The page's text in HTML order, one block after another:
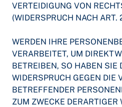
VERTEIDIGUNG VON
(WIDERSPRUCH NACH ART.
WERDEN IHRE
VERARBEITET, UM
BETREIBEN, SO HABEN SIE
WIDERSPRUCH GEGEN DIE
BETREFFENDER
ZUM ZWECKE DERARTIGER